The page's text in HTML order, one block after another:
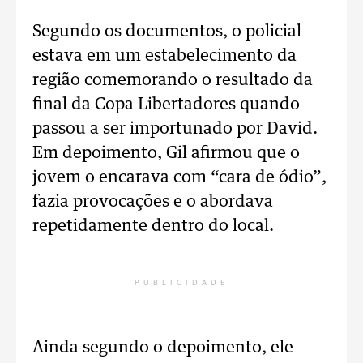
Segundo os documentos, o policial
estava em um estabelecimento da
região comemorando o resultado da
final da Copa Libertadores quando
passou a ser importunado por David.
Em depoimento, Gil afirmou que o
jovem o encarava com “cara de ódio”,
fazia provocações e o abordava
repetidamente dentro do local.
PUBLICIDADE
Ainda segundo o depoimento, ele